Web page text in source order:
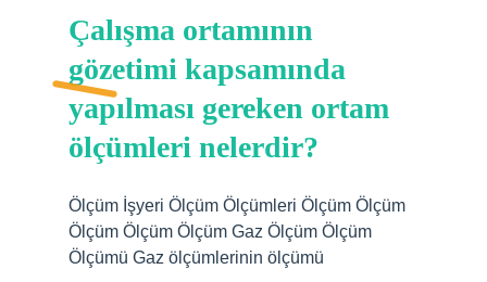
Çalışma ortamının
gözetimi kapsamında
yapılması gereken ortam
ölçümleri nelerdir?
Ölçüm İşyeri Ölçüm Ölçümleri Ölçüm Ölçüm
Ölçüm Ölçüm Ölçüm Gaz Ölçüm Ölçüm
Ölçümü Gaz ölçümlerinin ölçümü